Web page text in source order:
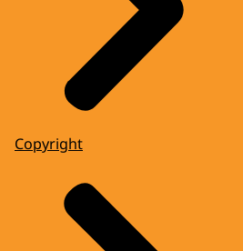
Copyright